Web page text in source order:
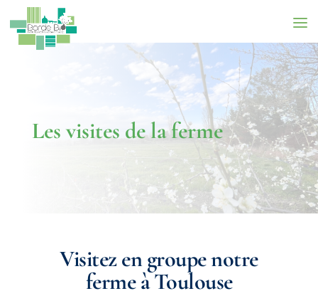
Les visites de la ferme
Visitez en groupe notre
ferme à Toulouse